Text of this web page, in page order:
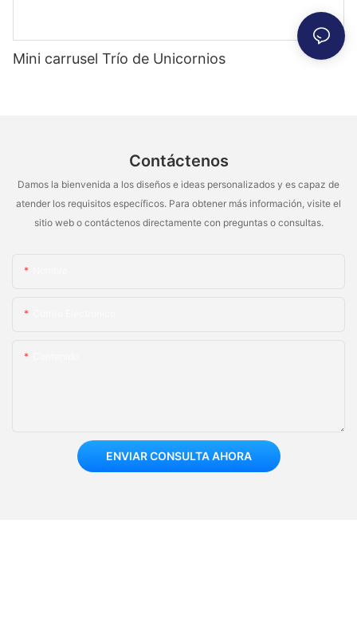
Mini carrusel Trío de Unicornios
Contáctenos
Damos la bienvenida a los diseños e ideas personalizados y es capaz de
atender los requisitos específicos. Para obtener más información, visite el
sitio web o contáctenos directamente con preguntas o consultas.
ENVIAR CONSULTA AHORA